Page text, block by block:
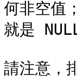
何非空值
就是
請注意，